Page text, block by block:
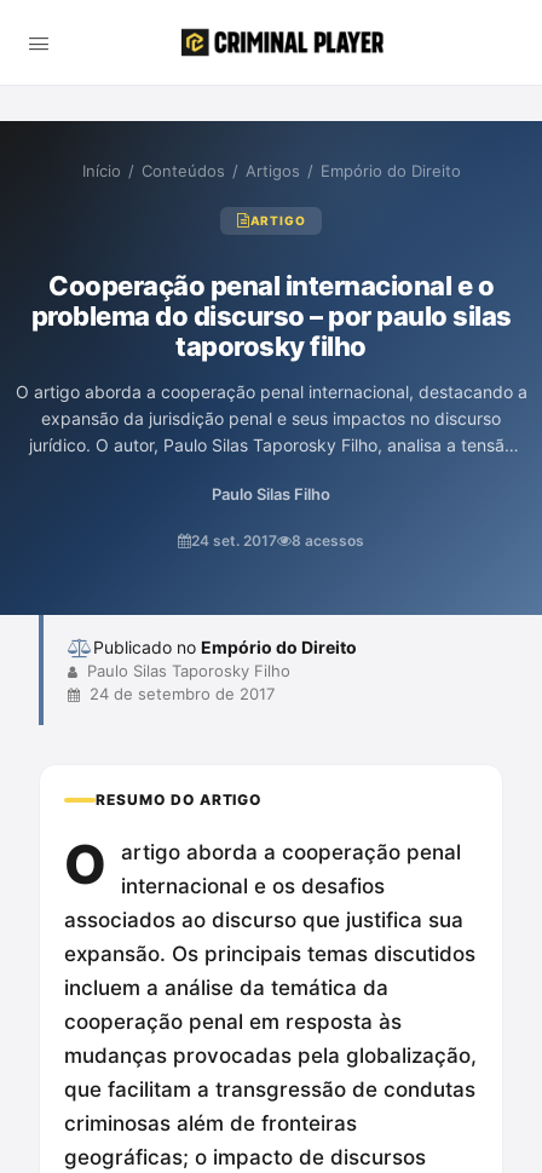
Início / Conteúdos / Artigos / Empório do Direito
ARTIGO
Cooperação penal internacional e o
problema do discurso – por paulo silas
taporosky filho
O artigo aborda a cooperação penal internacional, destacando a
expansão da jurisdição penal e seus impactos no discurso
jurídico. O autor, Paulo Silas Taporosky Filho, analisa a tensão
da dupla incriminação, alertando para o risco de
envolvidos. A reflexão critica a busca por soluções
Paulo Silas Filho
24 set. 2017 8 acessos
Publicado no Empório do Direito
Paulo Silas Taporosky Filho
24 de setembro de 2017
RESUMO DO ARTIGO
O
artigo aborda a cooperação penal
internacional e os desafios
associados ao discurso que justifica sua
expansão. Os principais temas discutidos
incluem a análise da temática da
cooperação penal em resposta às
mudanças provocadas pela globalização,
que facilitam a transgressão de condutas
criminosas além de fronteiras
geográficas; o impacto de discursos